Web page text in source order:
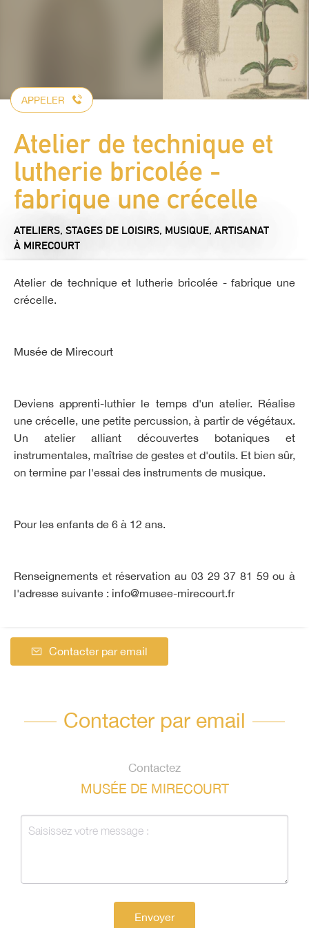
APPELER
Atelier de technique et
lutherie bricolée -
fabrique une crécelle
ATELIERS, STAGES DE LOISIRS, MUSIQUE, ARTISANAT
À MIRECOURT
Atelier de technique et lutherie bricolée - fabrique une
crécelle.
Musée de Mirecourt
Deviens apprenti-luthier le temps d'un atelier. Réalise
une crécelle, une petite percussion, à partir de végétaux.
Un atelier alliant découvertes botaniques et
instrumentales, maîtrise de gestes et d'outils. Et bien sûr,
on termine par l'essai des instruments de musique.
Pour les enfants de 6 à 12 ans.
Renseignements et réservation au 03 29 37 81 59 ou à
l'adresse suivante : info@musee-mirecourt.fr
Contacter par email
Contacter par email
Contactez
MUSÉE DE MIRECOURT
Envoyer